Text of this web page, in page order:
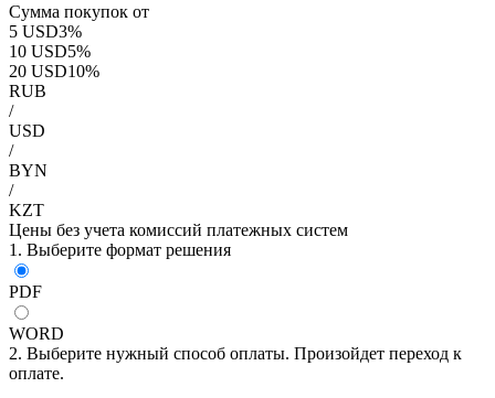
Сумма покупок от
5 USD3%
10 USD5%
20 USD10%
RUB
/
USD
/
BYN
/
KZT
Цены без учета комиссий платежных систем
1. Выберите формат решения
PDF
WORD
2. Выберите нужный способ оплаты. Произойдет переход к
оплате.